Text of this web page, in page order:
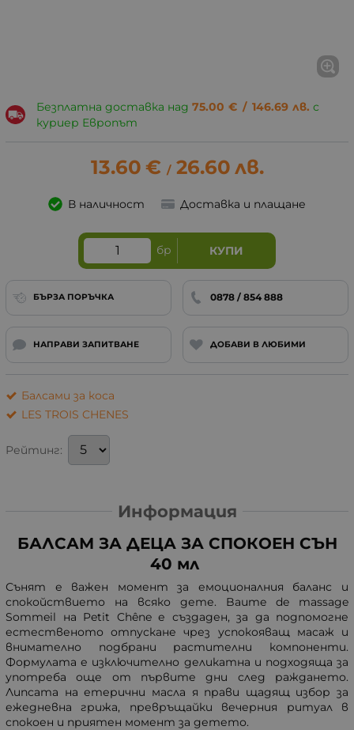
Безплатна доставка над 75.00 € / 146.69 лв. с
куриер Европът
13.60 € / 26.60 лв.
В наличност Доставка и плащане
бр КУПИ
БЪРЗА ПОРЪЧКА 0878 / 854 888
НАПРАВИ ЗАПИТВАНЕ ДОБАВИ В ЛЮБИМИ
Балсами за коса
LES TROIS CHENES
Рейтинг:
Информация
БАЛСАМ ЗА ДЕЦА ЗА СПОКОЕН СЪН
40 мл
Сънят е важен момент за емоционалния баланс и
спокойствието на всяко дете. Baume de massage
Sommeil на Petit Chêne е създаден, за да подпомогне
естественото отпускане чрез успокояващ масаж и
внимателно подбрани растителни компоненти.
Формулата е изключително деликатна и подходяща за
употреба още от първите дни след раждането.
Липсата на етерични масла я прави щадящ избор за
ежедневна грижа, превръщайки вечерния ритуал в
спокоен и приятен момент за детето.